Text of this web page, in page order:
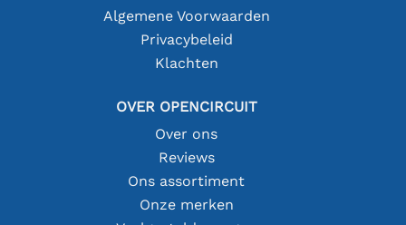
Algemene Voorwaarden
Privacybeleid
Klachten
OVER OPENCIRCUIT
Over ons
Reviews
Ons assortiment
Onze merken